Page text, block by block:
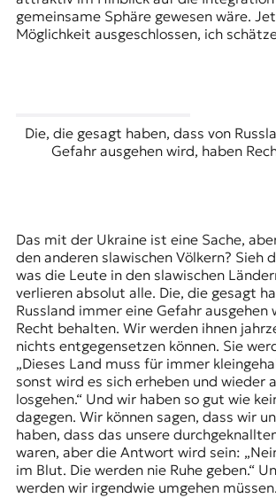
gemeinsame Sphäre gewesen wäre.
Möglichkeit ausgeschlossen, ich
Die, die gesagt haben, dass von
Gefahr ausgehen wird, haben
Das mit der Ukraine ist eine Sache,
den anderen slawischen Völkern? Sieh
was die Leute in den slawischen
verlieren absolut alle. Die, die gesagt
Russland immer eine Gefahr ausgehen
Recht behalten. Wir werden ihnen
nichts entgegensetzen können. Sie
„Dieses Land muss für immer
sonst wird es sich erheben und wieder
losgehen.“ Und wir haben so gut wie
dagegen. Wir können sagen, dass wir
haben, dass das unsere
waren, aber die Antwort wird sein:
im Blut. Die werden nie Ruhe geben.“
werden wir irgendwie umgehen müssen.